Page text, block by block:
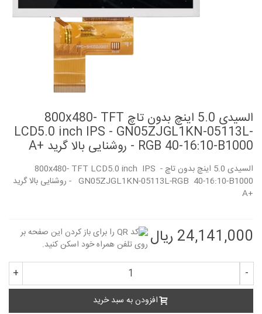
السیدی 5.0 اینچ بدون تاچ 800x480- TFT
LCD5.0 inch IPS - GN05ZJGL1KN-05113L-
RGB 40-16:10-B1000 - روشنایی بالا گرید +A
السیدی 5.0 اینچ بدون تاچ 800x480- TFT LCD5.0 inch IPS -
GN05ZJGL1KN-05113L-RGB 40-16:10-B1000 - روشنایی بالا گرید
+A
24,141,000 ریال
-
+
افزودن به سبد خرید